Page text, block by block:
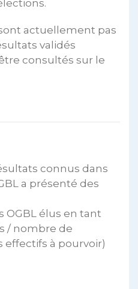
actuellement pas
validés
consultés sur le
connus dans
a présenté des
OGBL élus en tant
/ nombre de
à pourvoir)